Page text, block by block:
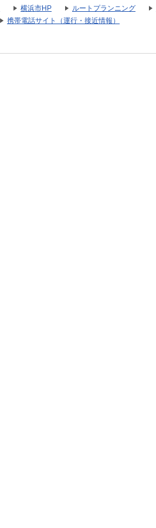
横浜市HP ルートプランニング
携帯電話サイト（運行・接近情報）